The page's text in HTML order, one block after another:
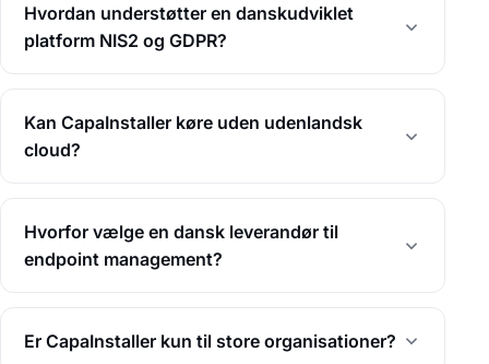
Hvordan understøtter en danskudviklet
platform NIS2 og GDPR?
Kan CapaInstaller køre uden udenlandsk
cloud?
Hvorfor vælge en dansk leverandør til
endpoint management?
Er CapaInstaller kun til store organisationer?